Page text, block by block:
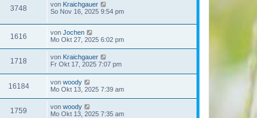
3748 von Kraichgauer
So Nov 16, 2025 9:54 pm
1616 von Jochen
Mo Okt 27, 2025 6:02 pm
1718 von Kraichgauer
Fr Okt 17, 2025 7:07 pm
16184 von woody
Mo Okt 13, 2025 7:39 am
1759 von woody
Mo Okt 13, 2025 7:35 am